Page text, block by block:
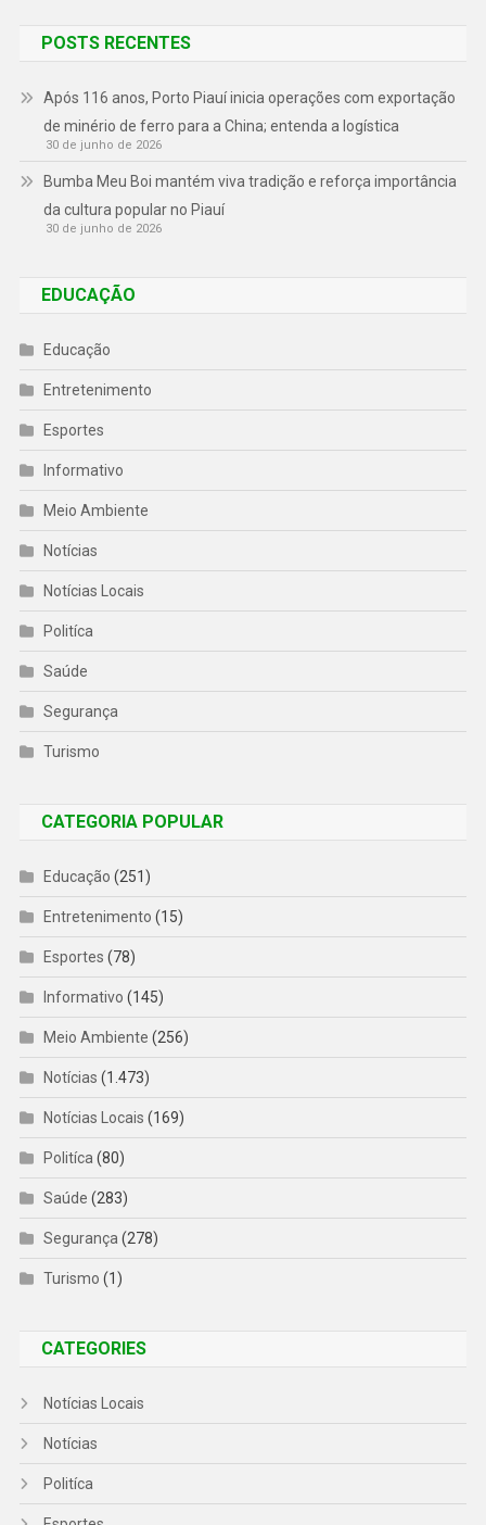
POSTS RECENTES
Após 116 anos, Porto Piauí inicia operações com exportação
de minério de ferro para a China; entenda a logística
30 de junho de 2026
Bumba Meu Boi mantém viva tradição e reforça importância
da cultura popular no Piauí
30 de junho de 2026
EDUCAÇÃO
Educação
Entretenimento
Esportes
Informativo
Meio Ambiente
Notícias
Notícias Locais
Politíca
Saúde
Segurança
Turismo
CATEGORIA POPULAR
Educação (251)
Entretenimento (15)
Esportes (78)
Informativo (145)
Meio Ambiente (256)
Notícias (1.473)
Notícias Locais (169)
Politíca (80)
Saúde (283)
Segurança (278)
Turismo (1)
CATEGORIES
Notícias Locais
Notícias
Politíca